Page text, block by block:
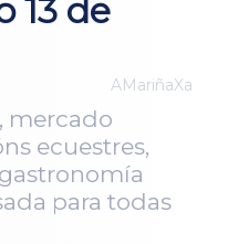
13 de
AMariñaXa
mercado
ecuestres,
para todas